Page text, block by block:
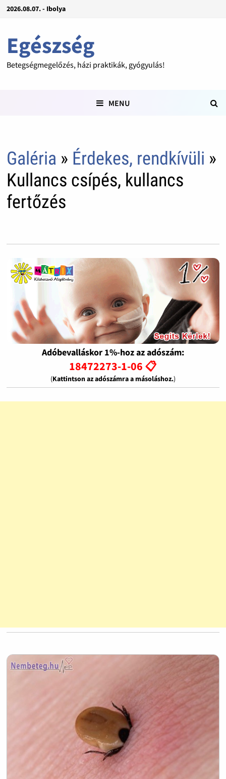
2026.08.07. - Ibolya
Egészség
Betegségmegelőzés, házi praktikák, gyógyulás!
MENU
Galéria » Érdekes, rendkívüli »
Kullancs csípés, kullancs
fertőzés
Adóbevalláskor 1%-hoz az adószám:
18472273-1-06 📋
(Kattintson az adószámra a másoláshoz.)